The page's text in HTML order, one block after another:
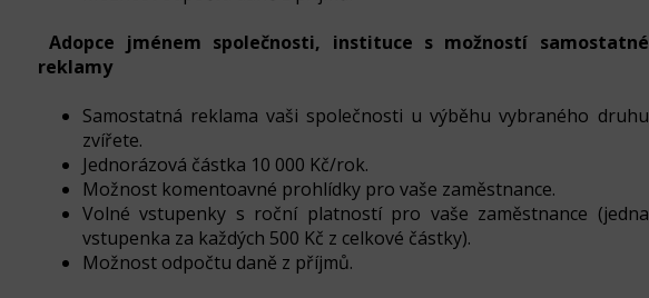
Adopce jménem společnosti, instituce s možností samostatné
reklamy
Samostatná reklama vaši společnosti u výběhu vybraného druhu
zvířete.
Jednorázová částka 10 000 Kč/rok.
Možnost komentoavné prohlídky pro vaše zaměstnance.
Volné vstupenky s roční platností pro vaše zaměstnance (jedna
vstupenka za každých 500 Kč z celkové částky).
Možnost odpočtu daně z příjmů.